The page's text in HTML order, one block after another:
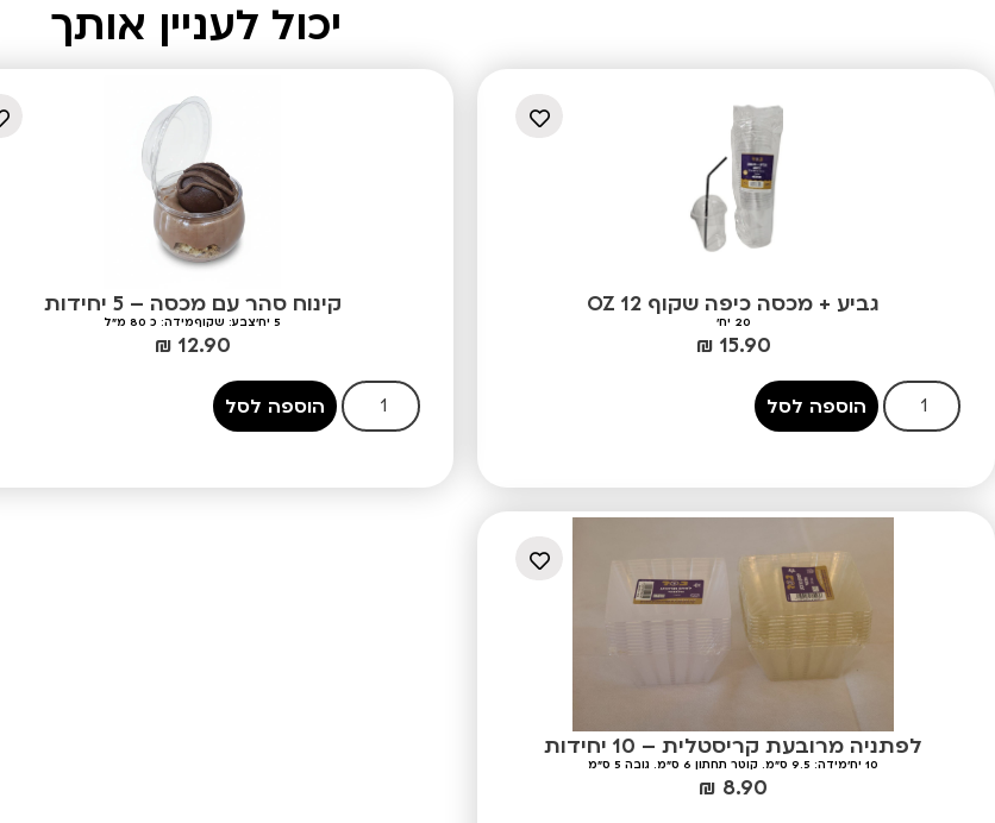
יכול לעניין אותך
גביע + מכסה כיפה שקוף 12 OZ
20 יח'
₪ 15.90
הוספה לסל
קינוח סהר עם מכסה – 5 יחידות
5 יח' צבע: שקוףמידה: כ 80 מ"ל
₪ 12.90
הוספה לסל
לפתניה מרובעת קריסטלית – 10 יחידות
10 יח' מידה: 9.5 ס"מ. קוטר תחתון 6 ס"מ. גובה 5 ס"מ
₪ 8.90